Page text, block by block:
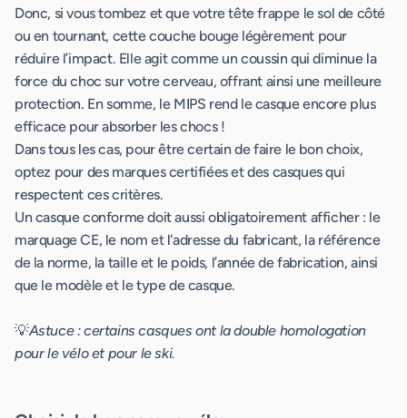
Donc, si vous tombez et que votre tête frappe le sol de côté
ou en tournant, cette couche bouge légèrement pour
réduire l’impact. Elle agit comme un coussin qui diminue la
force du choc sur votre cerveau, offrant ainsi une meilleure
protection. En somme, le MIPS rend le casque encore plus
efficace pour absorber les chocs !
Dans tous les cas, pour être certain de faire le bon choix,
optez pour des marques certifiées et des casques qui
respectent ces critères.
Un casque conforme doit aussi obligatoirement afficher : le
marquage CE, le nom et l'adresse du fabricant, la référence
de la norme, la taille et le poids, l’année de fabrication, ainsi
que le modèle et le type de casque.
💡Astuce : certains casques ont la double homologation
pour le vélo et pour le ski.